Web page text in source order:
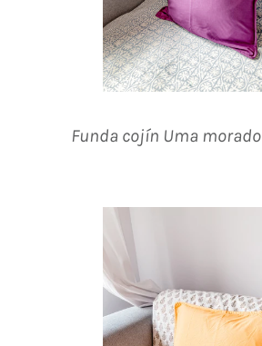
Funda cojín Uma morado